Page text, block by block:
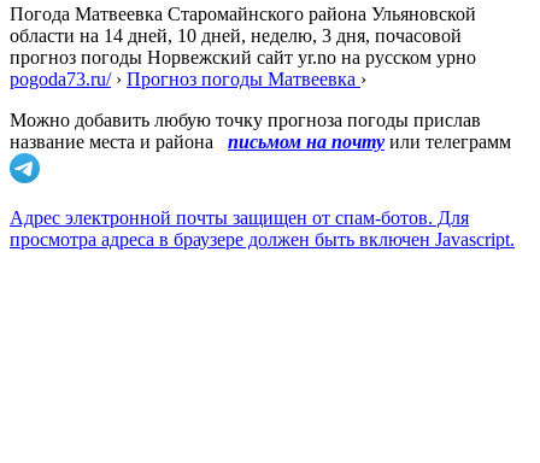
Погода Матвеевка Старомайнского района Ульяновской
области на 14 дней, 10 дней, неделю, 3 дня, почасовой
прогноз погоды Норвежский сайт yr.no на русском урно
pogoda73.ru/› Прогноз погоды Матвеевка ›
Можно добавить любую точку прогноза погоды прислав
название места и района
письмом на почту или телеграмм
Адрес электронной почты защищен от спам-ботов. Для
просмотра адреса в браузере должен быть включен Javascript.